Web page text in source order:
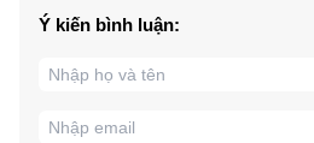
Ý kiến bình luận: